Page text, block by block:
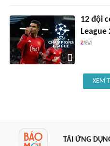
12 đội
League
XEM
TẢI ỨNG